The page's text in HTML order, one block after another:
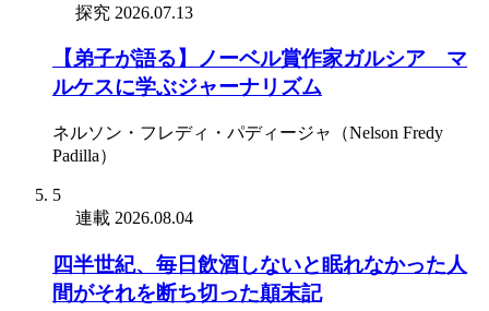
探究 2026.07.13
【弟子が語る】ノーベル賞作家ガルシア゠マ
ルケスに学ぶジャーナリズム
ネルソン・フレディ・パディージャ（Nelson Fredy
Padilla）
5
連載 2026.08.04
四半世紀、毎日飲酒しないと眠れなかった人
間がそれを断ち切った顛末記